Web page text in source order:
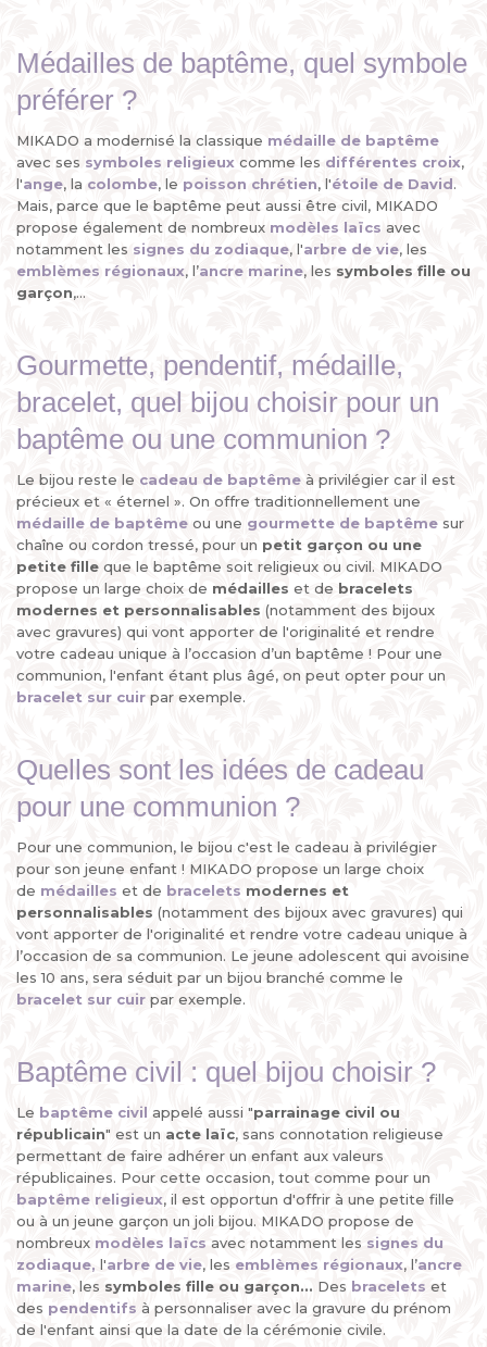
Médailles de baptême, quel symbole
préférer ?
MIKADO a modernisé la classique médaille de baptême
avec ses symboles religieux comme les différentes croix,
l'ange, la colombe, le poisson chrétien, l'étoile de David.
Mais, parce que le baptême peut aussi être civil, MIKADO
propose également de nombreux modèles laïcs avec
notamment les signes du zodiaque, l'arbre de vie, les
emblèmes régionaux, l’ancre marine, les symboles fille ou
garçon,...
Gourmette, pendentif, médaille,
bracelet, quel bijou choisir pour un
baptême ou une communion ?
Le bijou reste le cadeau de baptême à privilégier car il est
précieux et « éternel ». On offre traditionnellement une
médaille de baptême ou une gourmette de baptême sur
chaîne ou cordon tressé, pour un petit garçon ou une
petite fille que le baptême soit religieux ou civil. MIKADO
propose un large choix de médailles et de bracelets
modernes et personnalisables (notamment des bijoux
avec gravures) qui vont apporter de l'originalité et rendre
votre cadeau unique à l’occasion d’un baptême ! Pour une
communion, l'enfant étant plus âgé, on peut opter pour un
bracelet sur cuir par exemple.
Quelles sont les idées de cadeau
pour une communion ?
Pour une communion, le bijou c'est le cadeau à privilégier
pour son jeune enfant ! MIKADO propose un large choix
de médailles et de bracelets modernes et
personnalisables (notamment des bijoux avec gravures) qui
vont apporter de l'originalité et rendre votre cadeau unique à
l’occasion de sa communion. Le jeune adolescent qui avoisine
les 10 ans, sera séduit par un bijou branché comme le
bracelet sur cuir par exemple.
Baptême civil : quel bijou choisir ?
Le baptême civil appelé aussi "parrainage civil ou
républicain" est un acte laïc, sans connotation religieuse
permettant de faire adhérer un enfant aux valeurs
républicaines. Pour cette occasion, tout comme pour un
baptême religieux, il est opportun d'offrir à une petite fille
ou à un jeune garçon un joli bijou. MIKADO propose de
nombreux modèles laïcs avec notamment les signes du
zodiaque, l'arbre de vie, les emblèmes régionaux, l’ancre
marine, les symboles fille ou garçon... Des bracelets et
des pendentifs à personnaliser avec la gravure du prénom
de l'enfant ainsi que la date de la cérémonie civile.